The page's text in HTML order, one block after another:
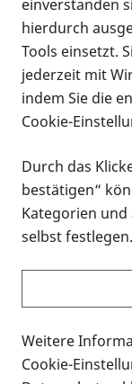
Infomaterial
Vorlesen
Alle
Formaten an
Sie möchten
suchen und
können?
Thema
für blinde und
einverstanden
hierdurch
Tools einsetzt.
jederzeit mit
indem Sie die
Cookie-
Durch das
bestätigen“
Kategorien
selbst festlegen.
Weitere
Cookie-